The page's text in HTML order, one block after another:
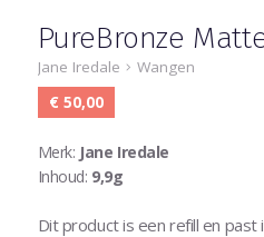
PureBronze
Jane Iredale
Wangen
€ 50,00
Merk: Jane Iredale
Inhoud: 9,9g
Dit product is een refill en past